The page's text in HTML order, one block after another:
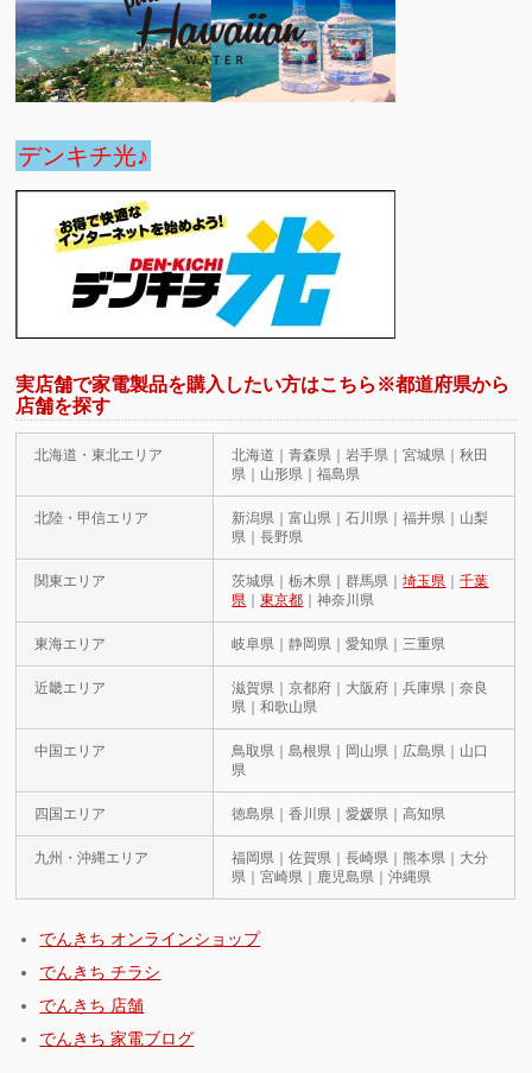
デンキチ光♪
実店舗で家電製品を購入したい方はこちら※都道府県から
店舗を探す
北海道・東北エリア
北海道｜青森県｜岩手県｜宮城県｜秋田
県｜山形県｜福島県
北陸・甲信エリア
新潟県｜富山県｜石川県｜福井県｜山梨
県｜長野県
関東エリア 茨城県｜栃木県｜群馬県｜埼玉県 ｜千葉
県 ｜東京都 ｜神奈川県
東海エリア 岐阜県｜静岡県｜愛知県｜三重県
近畿エリア
滋賀県｜京都府｜大阪府｜兵庫県｜奈良
県｜和歌山県
中国エリア
鳥取県｜島根県｜岡山県｜広島県｜山口
県
四国エリア 徳島県｜香川県｜愛媛県｜高知県
九州・沖縄エリア
福岡県｜佐賀県｜長崎県｜熊本県｜大分
県｜宮崎県｜鹿児島県｜沖縄県
でんきち オンラインショップ
でんきち チラシ
でんきち 店舗
でんきち 家電ブログ